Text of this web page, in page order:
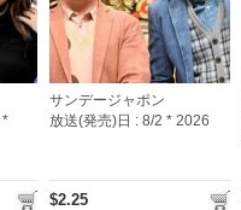
*
サンデージャポン
放送(発売)日 : 8/2 * 2026
$2.25